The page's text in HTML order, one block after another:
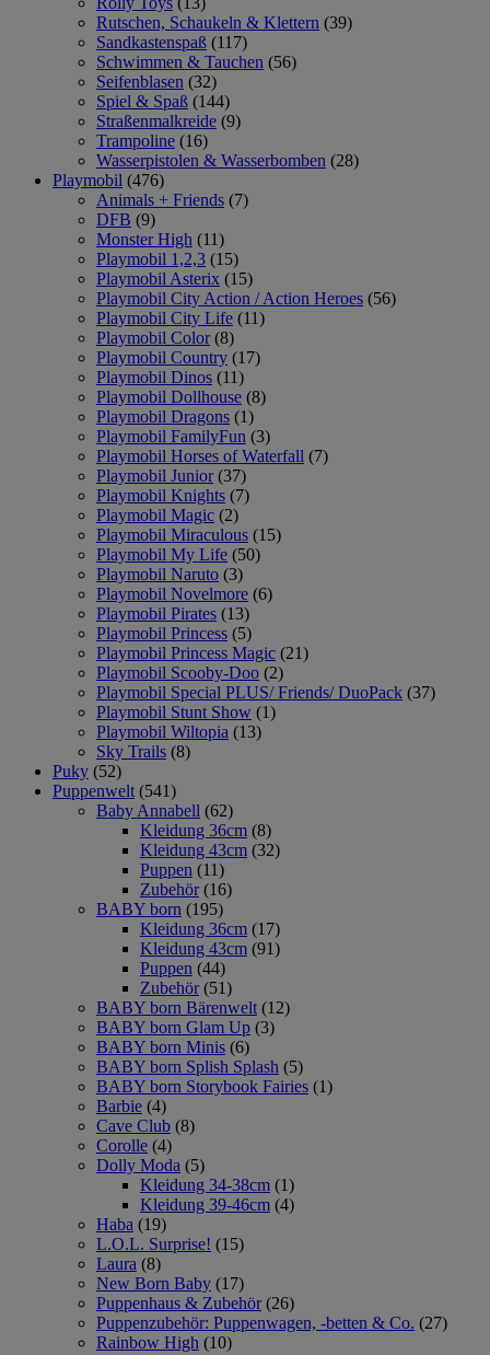
Rutschen, Schaukeln & Klettern (39)
Sandkastenspaß (117)
Schwimmen & Tauchen (56)
Seifenblasen (32)
Spiel & Spaß (144)
Straßenmalkreide (9)
Trampoline (16)
Wasserpistolen & Wasserbomben (28)
Playmobil (476)
Animals + Friends (7)
DFB (9)
Monster High (11)
Playmobil 1,2,3 (15)
Playmobil Asterix (15)
Playmobil City Action / Action Heroes (56)
Playmobil City Life (11)
Playmobil Color (8)
Playmobil Country (17)
Playmobil Dinos (11)
Playmobil Dollhouse (8)
Playmobil Dragons (1)
Playmobil FamilyFun (3)
Playmobil Horses of Waterfall (7)
Playmobil Junior (37)
Playmobil Knights (7)
Playmobil Magic (2)
Playmobil Miraculous (15)
Playmobil My Life (50)
Playmobil Naruto (3)
Playmobil Novelmore (6)
Playmobil Pirates (13)
Playmobil Princess (5)
Playmobil Princess Magic (21)
Playmobil Scooby-Doo (2)
Playmobil Special PLUS/ Friends/ DuoPack (37)
Playmobil Stunt Show (1)
Playmobil Wiltopia (13)
Sky Trails (8)
Puky (52)
Puppenwelt (541)
Baby Annabell (62)
Kleidung 36cm (8)
Kleidung 43cm (32)
Puppen (11)
Zubehör (16)
BABY born (195)
Kleidung 36cm (17)
Kleidung 43cm (91)
Puppen (44)
Zubehör (51)
BABY born Bärenwelt (12)
BABY born Glam Up (3)
BABY born Minis (6)
BABY born Splish Splash (5)
BABY born Storybook Fairies (1)
Barbie (4)
Cave Club (8)
Corolle (4)
Dolly Moda (5)
Kleidung 34-38cm (1)
Kleidung 39-46cm (4)
Haba (19)
L.O.L. Surprise! (15)
Laura (8)
New Born Baby (17)
Puppenhaus & Zubehör (26)
Puppenzubehör: Puppenwagen, -betten & Co. (27)
Rainbow High (10)